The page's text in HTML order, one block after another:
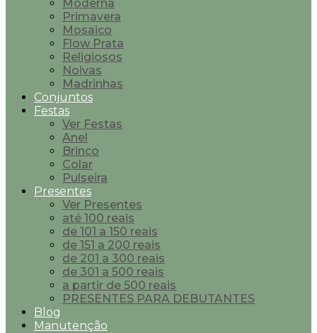
Moderna
Primavera
Mosaico
Flow Prata
Religiosos
Noivas
Madrinhas
Conjuntos
Festas
Ver Festas
Anel
Brinco
Colar
Pulseira
Presentes
Ver Presentes
até 100 reais
de 101 a 150 reais
de 151 a 200 reais
de 201 a 300 reais
de 301 a 500 reais
a partir de 500 reais
PRESENTES PARA DEBUTANTES
Blog
Manutenção